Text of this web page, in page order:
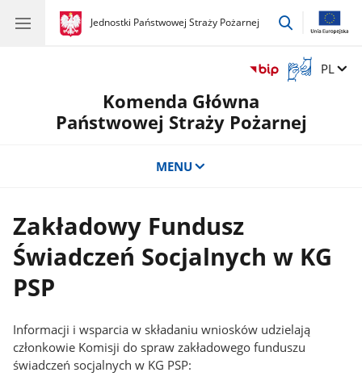
gov.pl
Jednostki Państwowej Straży Pożarnej
gov.pl
Jednostki
przejdź
Otwórz
okno
tłumaczem
języka
Zmień
PL
Komenda Główna
Państwowej Straży Pożarnej
MENU
Zakładowy Fundusz
Świadczeń Socjalnych w KG
PSP
Informacji i wsparcia w składaniu wniosków udzielają
członkowie Komisji do spraw zakładowego funduszu
świadczeń socjalnych w KG PSP: